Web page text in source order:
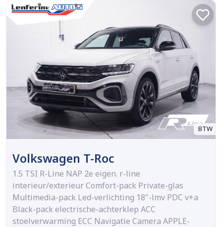
BTW
Volkswagen T-Roc
1.5 TSI R-Line NAP 2e eigen. r-line
interieur/exterieur Comfort-pack Private-glas
Multimedia-pack Led-verlichting 18"-lmv PDC v+a
Black-pack electrische-achterklep ACC
stoelverwarming ECC Navigatie Camera APPLE-